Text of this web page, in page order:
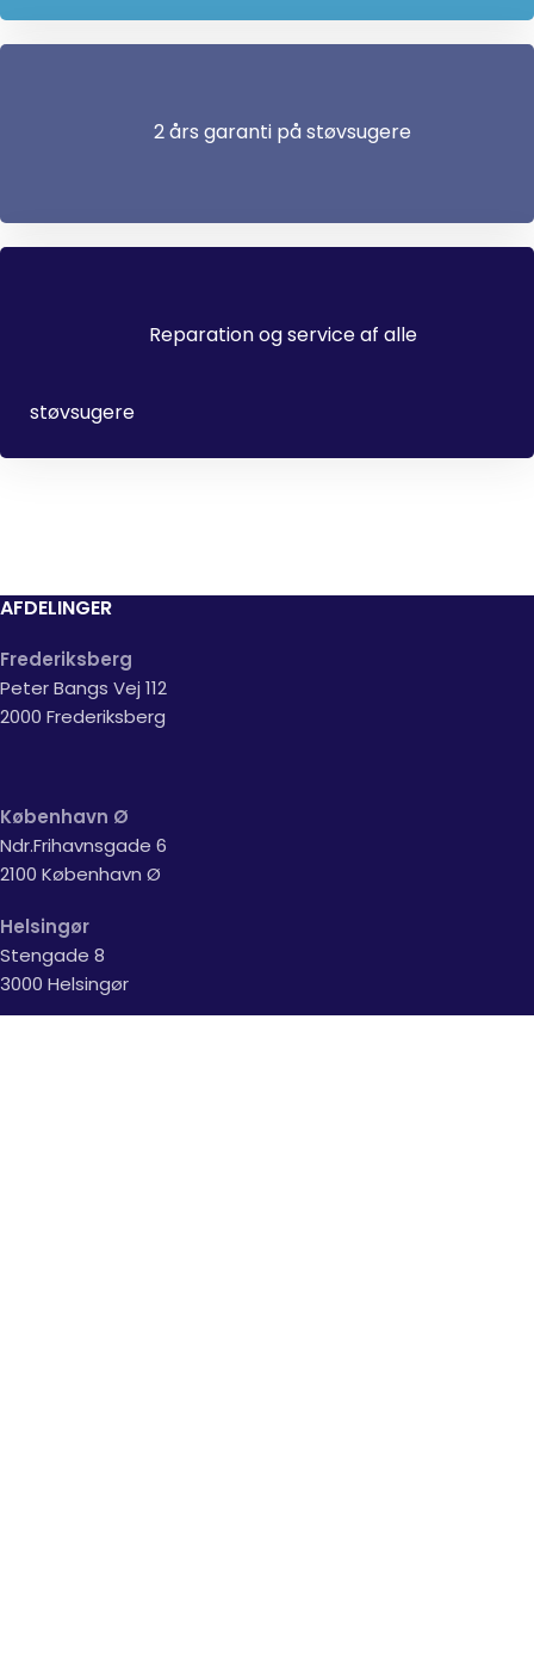
2 års garanti på støvsugere
Reparation og service af alle
støvsugere
AFDELINGER
Frederiksberg
Peter Bangs Vej 112
2000 Frederiksberg
København Ø
Ndr.Frihavnsgade 6
2100 København Ø
Helsingør
Stengade 8
3000 Helsingør